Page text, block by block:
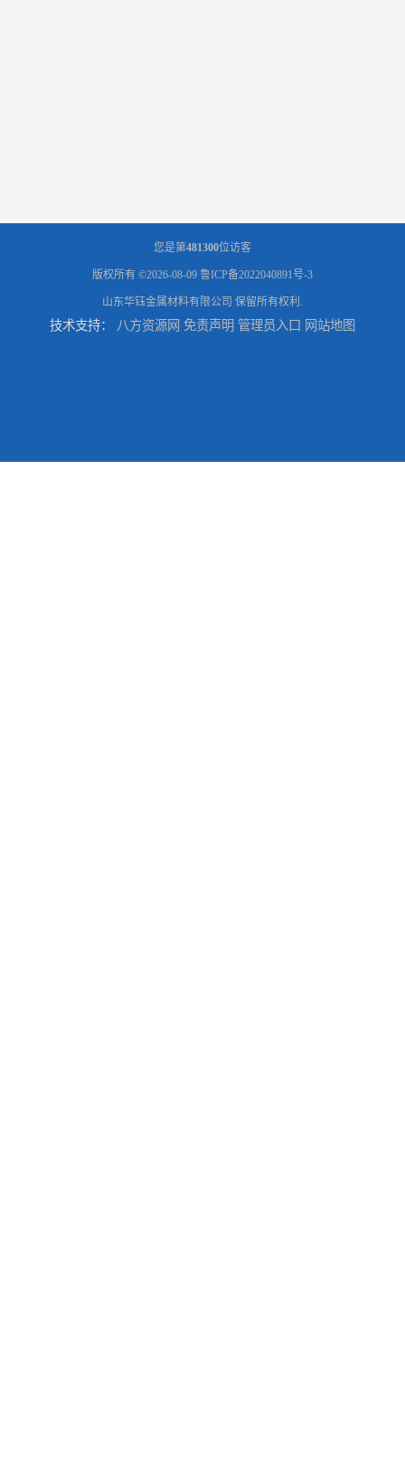
您是第481300位访客
版权所有 ©2026-08-09 鲁ICP备2022040891号-3
山东华钰金属材料有限公司 保留所有权利.
技术支持： 八方资源网 免责声明 管理员入口 网站地图